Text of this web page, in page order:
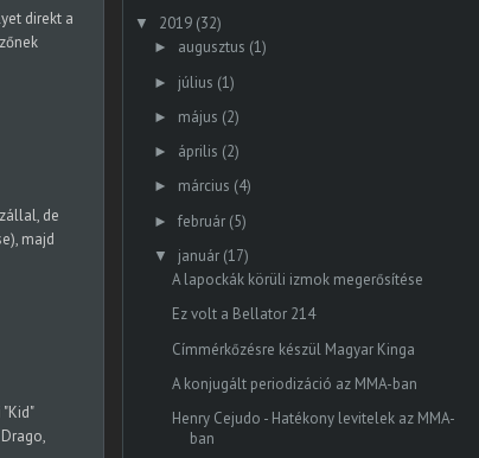
direkt a
de
majd
▼ 2019 (32)
► augusztus (1)
► július (1)
► május (2)
► április (2)
► március (4)
► február (5)
▼ január (17)
A lapockák körüli izmok megerősítése
Ez volt a Bellator 214
Címmérkőzésre készül Magyar Kinga
A konjugált periodizáció az MMA-ban
Henry Cejudo - Hatékony levitelek az MMA-
ban